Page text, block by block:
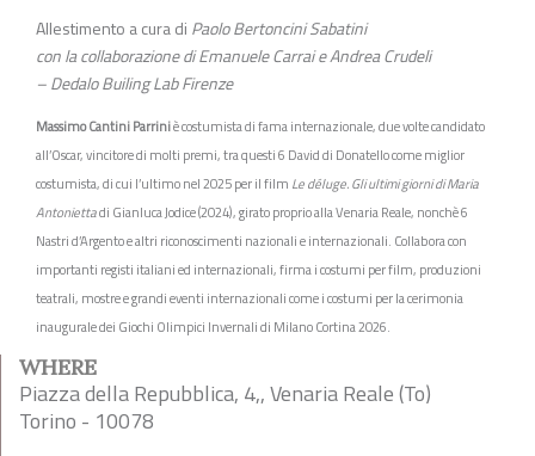
Allestimento a cura di Paolo Bertoncini Sabatini
con la collaborazione di Emanuele Carrai e Andrea Crudeli
– Dedalo Builing Lab Firenze
Massimo Cantini Parriniè costumista di fama internazionale, due volte candidato
all’Oscar, vincitore di molti premi, tra questi 6 David di Donatello come miglior
costumista, di cui l’ultimo nel 2025 per il film Le déluge. Gli ultimi giorni di Maria
Antoniettadi Gianluca Jodice (2024), girato proprio alla Venaria Reale, nonchè 6
Nastri d’Argento e altri riconoscimenti nazionali e internazionali. Collabora con
importanti registi italiani ed internazionali, firma i costumi per film, produzioni
teatrali, mostre e grandi eventi internazionali come i costumi per la cerimonia
inaugurale dei Giochi Olimpici Invernali di Milano Cortina 2026.
WHERE
Piazza della Repubblica, 4,, Venaria Reale (To)
Torino - 10078